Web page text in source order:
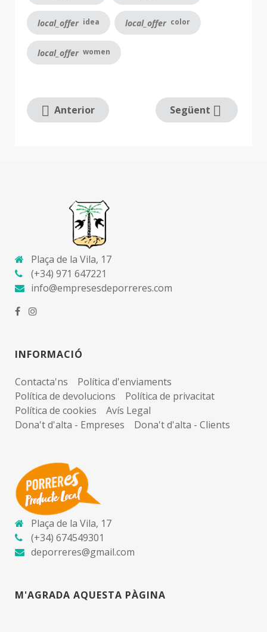
local_offer idea local_offer color
local_offer women
Anterior Següent
Plaça de la Vila, 17
(+34) 971 647221
info@empresesdeporreres.com
INFORMACIÓ
Contacta'ns
Política d'enviaments
Política de devolucions
Política de privacitat
Política de cookies
Avís Legal
Dona't d'alta - Empreses
Dona't d'alta - Clients
Plaça de la Vila, 17
(+34) 674549301
deporreres@gmail.com
M'AGRADA AQUESTA PÀGINA